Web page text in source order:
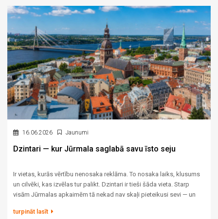
pievilcīgākajiem rajoniem ģimenēm, kuras meklē ne tikai īpašumu,
bet vidi, kurā augt paaudzēm.
16.06.2026 Jaunumi
Dzintari — kur Jūrmala saglabā savu īsto seju
Ir vietas, kurās vērtību nenosaka reklāma. To nosaka laiks, klusums
un cilvēki, kas izvēlas tur palikt. Dzintari ir tieši šāda vieta. Starp
visām Jūrmalas apkaimēm tā nekad nav skaļi pieteikusi sevi — un
mežs sniedzas līdz baltajām kāpām, vēsturiskās villas stāv tajos
turpināt lasīt